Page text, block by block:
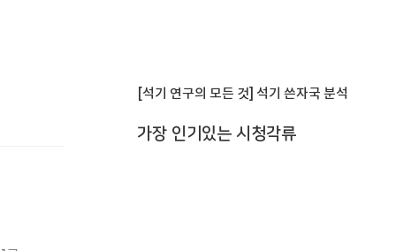
[석기 연구의 모든 것] 석기 쓴자국 분석
가장 인기있는 시청각류